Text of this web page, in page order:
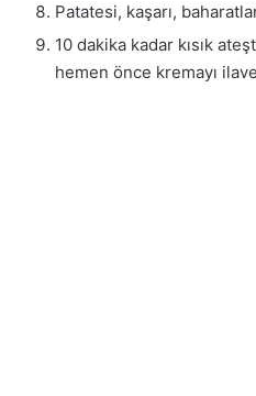
Patatesi, kaşarı,
10 dakika kadar kısık
hemen önce kremayı